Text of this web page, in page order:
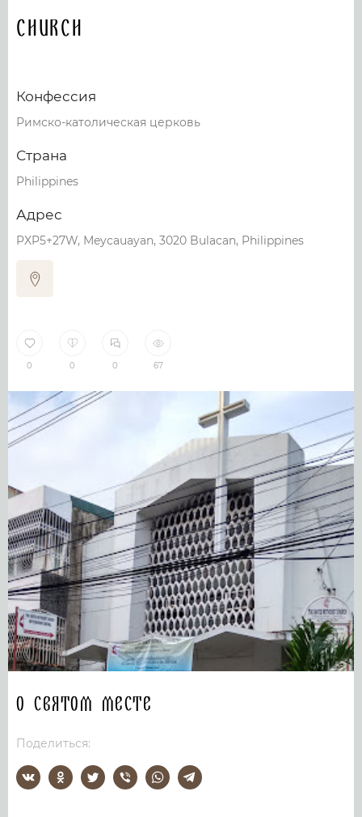
Church
Конфессия
Римско-католическая церковь
Страна
Philippines
Адрес
PXP5+27W, Meycauayan, 3020 Bulacan, Philippines
0 0 0 67
О святом месте
Поделиться: